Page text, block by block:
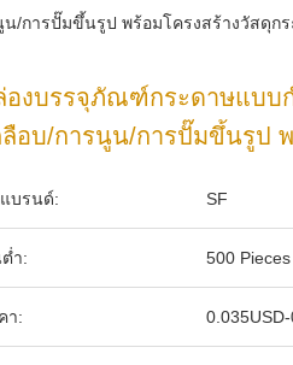
/การปั๊มขึ้นรูป พร้อมโครงสร้างวัสดุก
องบรรจุภัณฑ์กระดาษแบบก
ลือบ/การนูน/การปั๊มขึ้นรูป
บรนด์: SF
ำ: 500 Pieces
า: